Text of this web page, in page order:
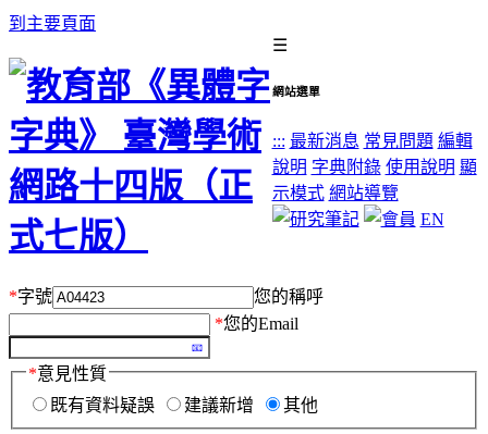
到主要頁面
☰
網站選單
::: 最新消息 常見問題 編輯
說明 字典附錄 使用說明 顯
示模式 網站導覽
EN
*字號
您的稱呼
*您的Email
*意見性質
既有資料疑誤
建議新增 其他